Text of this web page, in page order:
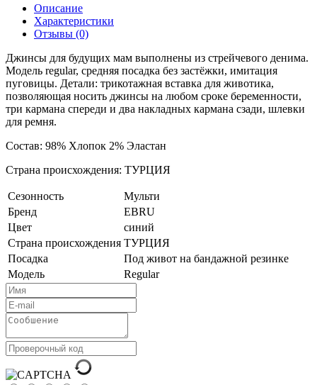
Описание
Характеристики
Отзывы (0)
Джинсы для будущих мам выполнены из стрейчевого денима.
Модель regular, средняя посадка без застёжки, имитация
пуговицы. Детали: трикотажная вставка для животика,
позволяющая носить джинсы на любом сроке беременности,
три кармана спереди и два накладных кармана сзади, шлевки
для ремня.
Состав: 98% Хлопок 2% Эластан
Страна происхождения: ТУРЦИЯ
Сезонность
Мульти
Бренд
EBRU
Цвет
синий
Страна происхождения ТУРЦИЯ
Посадка
Под живот на бандажной резинке
Модель
Regular